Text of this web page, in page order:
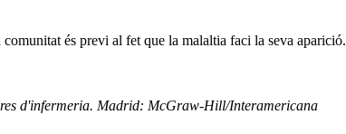
és previ al fet que la malaltia faci la seva aparició.
d'infermeria. Madrid: McGraw-Hill/Interamericana